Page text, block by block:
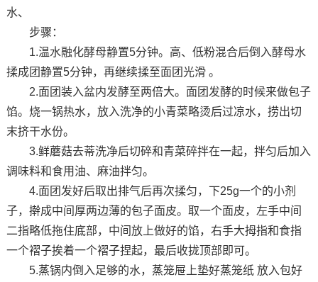
水、
步骤：
1.温水融化酵母静置5分钟。高、低粉混合后倒入酵母水
揉成团静置5分钟，再继续揉至面团光滑 。
2.面团装入盆内发酵至两倍大。面团发酵的时候来做包子
馅。烧一锅热水，放入洗净的小青菜略烫后过凉水，捞出切
末挤干水份。
3.鲜蘑菇去蒂洗净后切碎和青菜碎拌在一起，拌匀后加入
调味料和食用油、麻油拌匀。
4.面团发好后取出排气后再次揉匀，下25g一个的小剂
子，擀成中间厚两边薄的包子面皮。取一个面皮，左手中间
二指略低拖住底部，中间放上做好的馅，右手大拇指和食指
一个褶子挨着一个褶子捏起，最后收拢顶部即可。
5.蒸锅内倒入足够的水，蒸笼屉上垫好蒸笼纸 放入包好